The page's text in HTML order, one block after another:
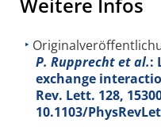
P. Rupprecht et al.:
exchange
Rev. Lett. 128,
10.1103/